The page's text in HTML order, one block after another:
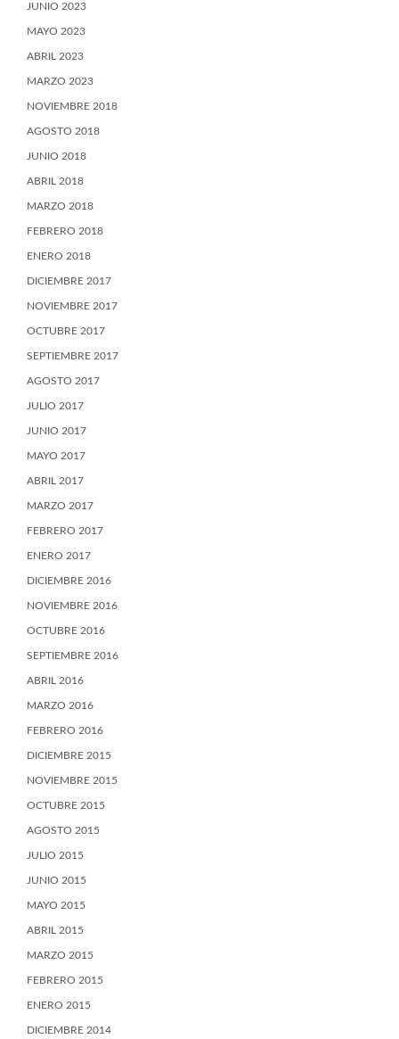
JUNIO 2023
MAYO 2023
ABRIL 2023
MARZO 2023
NOVIEMBRE 2018
AGOSTO 2018
JUNIO 2018
ABRIL 2018
MARZO 2018
FEBRERO 2018
ENERO 2018
DICIEMBRE 2017
NOVIEMBRE 2017
OCTUBRE 2017
SEPTIEMBRE 2017
AGOSTO 2017
JULIO 2017
JUNIO 2017
MAYO 2017
ABRIL 2017
MARZO 2017
FEBRERO 2017
ENERO 2017
DICIEMBRE 2016
NOVIEMBRE 2016
OCTUBRE 2016
SEPTIEMBRE 2016
ABRIL 2016
MARZO 2016
FEBRERO 2016
DICIEMBRE 2015
NOVIEMBRE 2015
OCTUBRE 2015
AGOSTO 2015
JULIO 2015
JUNIO 2015
MAYO 2015
ABRIL 2015
MARZO 2015
FEBRERO 2015
ENERO 2015
DICIEMBRE 2014